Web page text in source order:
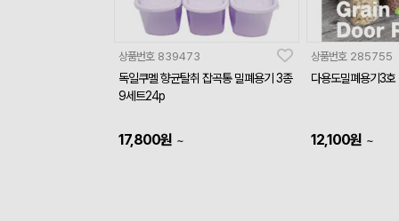
상품번호 839473
독일쿠멜 향균탈취 잡곡통 밀폐용기 3종
9세트24p
17,800원 ~
상품번호 285755
다용도밀폐용기3호
12,100원 ~